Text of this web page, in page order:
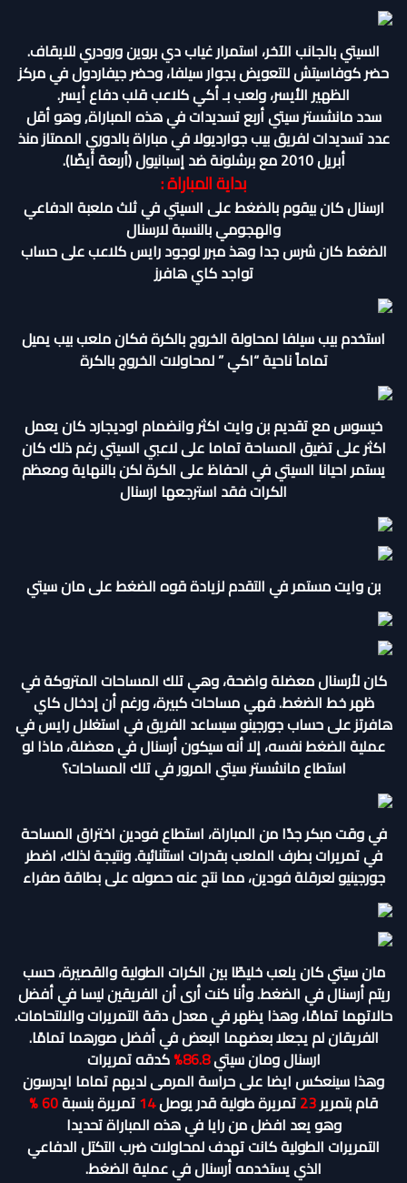
السيتي بالجانب الآخر، استمرار غياب دي بروين ورودري للايقاف.
حضر كوفاسيتش للتعويض بجوار سيلفا، وحضر جيفاردول في مركز
الظهير الأيسر، ولعب بـ أكي كلاعب قلب دفاع أيسر.
سدد مانشستر سيتي أربع تسديدات في هذه المباراة, وهو أقل
عدد تسديدات لفريق بيب جوارديولا في مباراة بالدوري الممتاز منذ
أبريل 2010 مع برشلونة ضد إسبانيول (أربعة أيضًا).
بداية المباراة :
ارسنال كان بيقوم بالضغط على السيتي في ثلث ملعبة الدفاعي
والهجومي بالنسبة لارسنال
الضغط كان شرس جدا وهذ مبرر لوجود رايس كلاعب على حساب
تواجد كاي هافرز
استخدم بيب سيلفا لمحاولة الخروج بالكرة فكان ملعب بيب يميل
تماماً ناحية “اكي ” لمحاولات الخروج بالكرة
خيسوس مع تقديم بن وايت اكثر وانضمام اوديجارد كان يعمل
اكثر على تضيق المساحة تماما على لاعبي السيتي رغم ذلك كان
يستمر احيانا السيتي في الحفاظ على الكرة لكن بالنهاية ومعظم
الكرات فقد استرجعها ارسنال
بن وايت مستمر في التقدم لزيادة قوه الضغط على مان سيتي
كان لأرسنال معضلة واضحة، وهي تلك المساحات المتروكة في
ظهر خط الضغط. فهي مساحات كبيرة، ورغم أن إدخال كاي
هافرتز على حساب جورجينو سيساعد الفريق في استغلال رايس في
عملية الضغط نفسه، إلا أنه سيكون أرسنال في معضلة، ماذا لو
استطاع مانشستر سيتي المرور في تلك المساحات؟
في وقت مبكر جدًا من المباراة، استطاع فودين اختراق المساحة
في تمريرات بطرف الملعب بقدرات استثنائية. ونتيجة لذلك، اضطر
جورجينيو لعرقلة فودين، مما نتج عنه حصوله على بطاقة صفراء
مان سيتي كان يلعب خليطًا بين الكرات الطولية والقصيرة، حسب
ريتم أرسنال في الضغط. وأنا كنت أرى أن الفريقين ليسا في أفضل
حالاتهما تمامًا، وهذا يظهر في معدل دقة التمريرات والالتحامات.
الفريقان لم يجعلا بعضهما البعض في أفضل صورهما تمامًا.
ارسنال ومان سيتي86.8% كدقه تمريرات
وهذا سينعكس ايضا على حراسة المرمى لديهم تماما ايدرسون
قام بتمرير23تمريرة طولية قدر يوصل14تمريرة بنسبة60 %
وهو يعد افضل من رايا في هذه المباراة تحديدا
التمريرات الطولية كانت تهدف لمحاولات ضرب التكتل الدفاعي
الذي يستخدمه أرسنال في عملية الضغط.